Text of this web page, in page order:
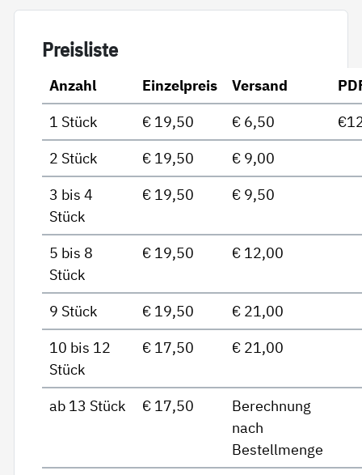
Preis­lis­te
Anzahl Einzelpreis Versand
1 Stück
€ 19,50 € 6,50
2 Stück
€ 19,50
€ 9,00
3 bis 4
Stück
€ 19,50 € 9,50
5 bis 8
Stück
€ 19,50 € 12,00
9 Stück € 19,50
€ 21,00
10 bis 12
Stück
€ 17,50 € 21,00
ab 13 Stück € 17,50
Berechnung
nach
Bestellmenge